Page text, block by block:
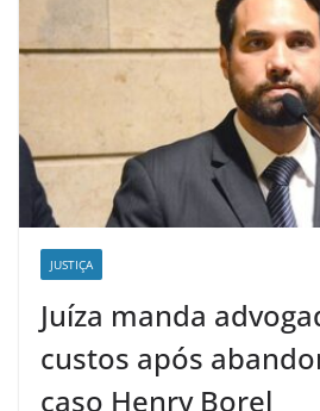
JUSTIÇA
Juíza manda
custos após
caso Henry Borel